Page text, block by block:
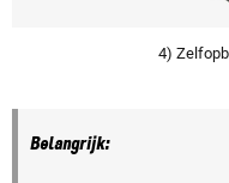
4)
Belangrijk: